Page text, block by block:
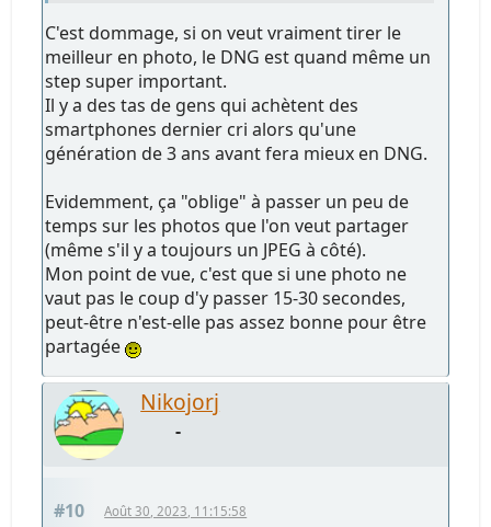
C'est dommage, si on veut vraiment tirer le
meilleur en photo, le DNG est quand même un
step super important.
Il y a des tas de gens qui achètent des
smartphones dernier cri alors qu'une
génération de 3 ans avant fera mieux en DNG.
Evidemment, ça "oblige" à passer un peu de
temps sur les photos que l'on veut partager
(même s'il y a toujours un JPEG à côté).
Mon point de vue, c'est que si une photo ne
vaut pas le coup d'y passer 15-30 secondes,
peut-être n'est-elle pas assez bonne pour être
partagée
Nikojorj
-
#10 Août 30, 2023, 11:15:58